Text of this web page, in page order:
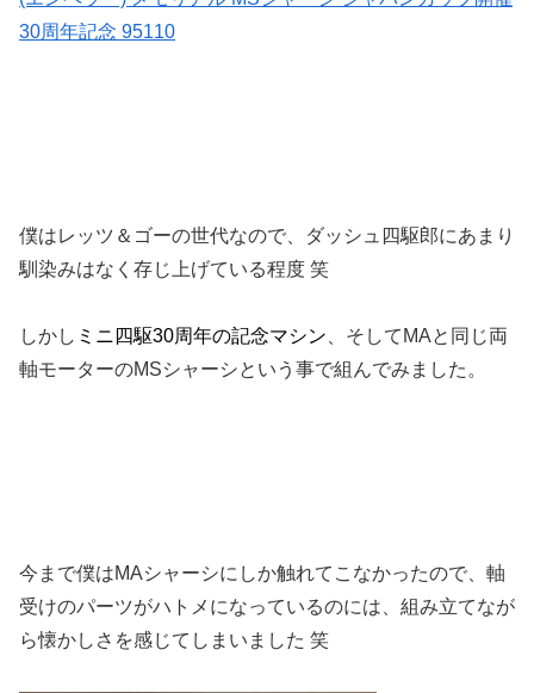
30周年記念 95110
僕はレッツ＆ゴーの世代なので、ダッシュ四駆郎にあまり
馴染みはなく存じ上げている程度 笑
しかし ミニ四駆30周年の記念マシン、そしてMAと同じ両
軸モーターのMSシャーシという事で組んでみました。
今まで僕はMAシャーシにしか触れてこなかったので、軸
受けのパーツがハトメになっているのには、組み立てなが
ら懐かしさを感じてしまいました 笑